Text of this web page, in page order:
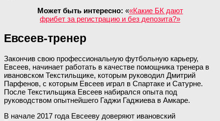
Может быть интересно: ««Какие БК дают
фрибет за регистрацию и без депозита?»
Евсеев-тренер
Закончив свою профессиональную футбольную карьеру,
Евсеев, начинает работать в качестве помощника тренера в
ивановском Текстильщике, которым руководил Дмитрий
Парфенов, с которым Евсеев играл в Спартаке и Сатурне.
После Текстильщика Евсеев набирался опыта под
руководством опытнейшего Гаджи Гаджиева в Амкаре.
В начале 2017 года Евсееву доверяют ивановский